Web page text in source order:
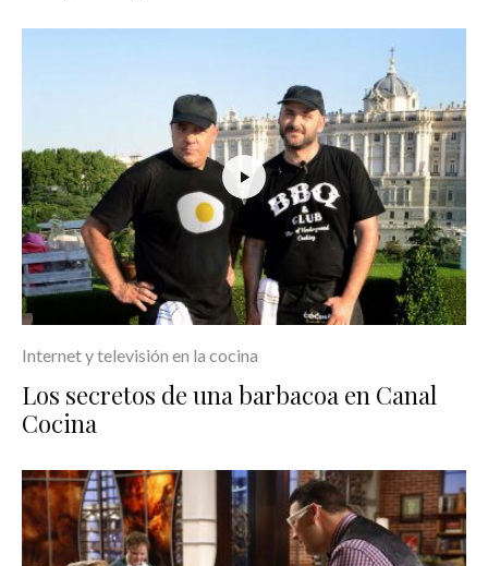
Internet y televisión en la cocina
Los secretos de una barbacoa en Canal
Cocina